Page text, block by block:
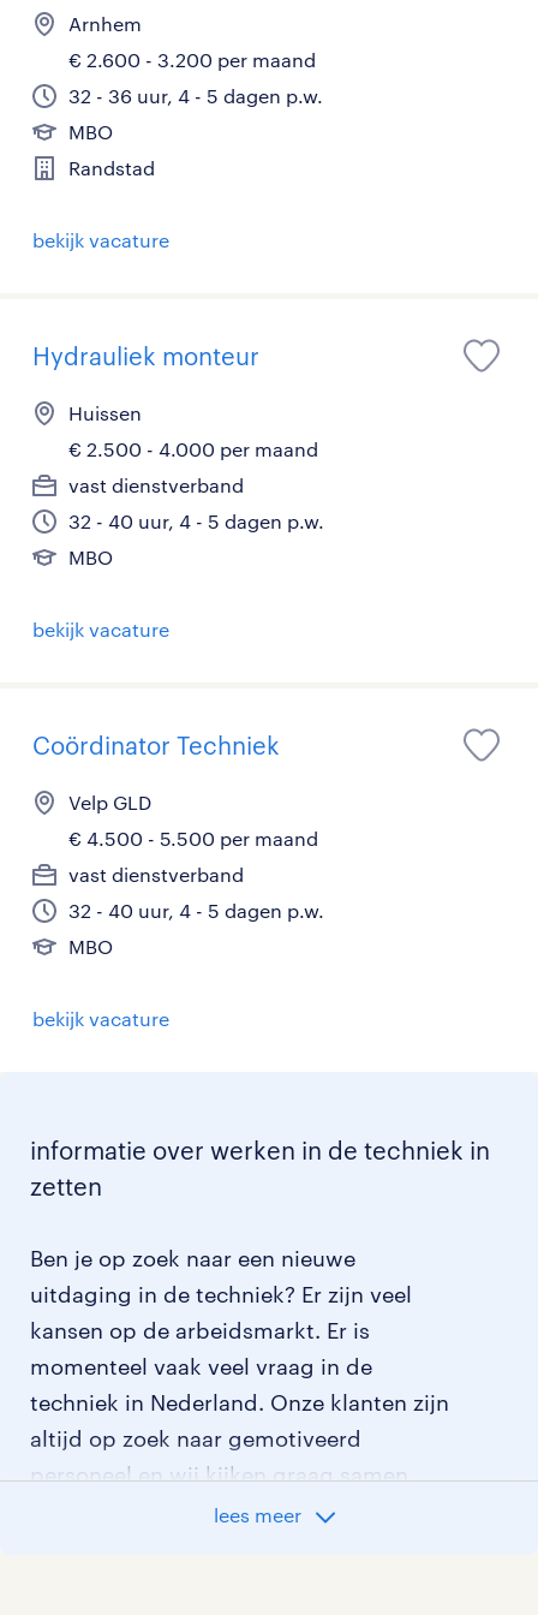
Arnhem
€ 2.600 - 3.200 per maand
32 - 36 uur, 4 - 5 dagen p.w.
MBO
Randstad
bekijk vacature
Hydrauliek monteur
Huissen
€ 2.500 - 4.000 per maand
vast dienstverband
32 - 40 uur, 4 - 5 dagen p.w.
MBO
bekijk vacature
Coördinator Techniek
Velp GLD
€ 4.500 - 5.500 per maand
vast dienstverband
32 - 40 uur, 4 - 5 dagen p.w.
MBO
bekijk vacature
informatie over werken in de techniek in
zetten
Ben je op zoek naar een nieuwe
uitdaging in de techniek? Er zijn veel
kansen op de arbeidsmarkt. Er is
momenteel vaak veel vraag in de
techniek in Nederland. Onze klanten zijn
altijd op zoek naar gemotiveerd
personeel en wij kijken graag samen
met je naar de organisatie die het beste
lees meer